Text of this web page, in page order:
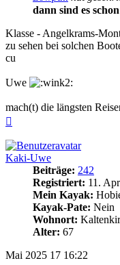
dann sind es schon
Klasse - Angelkrams-
zu sehen bei solchen
cu
Uwe
mach(t) die längsten
Kaki-Uwe
Beiträge: 242
Registriert: 11.
Mein Kayak:
Kayak-Pate: Nein
Wohnort:
Alter: 67
Mai 2025 17 16:22